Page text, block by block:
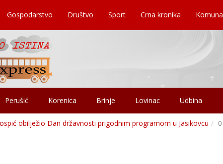
Gospodarstvo Društvo Sport Crna kronika
Perušić Korenica Brinje Lovinac Udbina
obilježio Dan državnosti prigodnim programom u Jasikovcu